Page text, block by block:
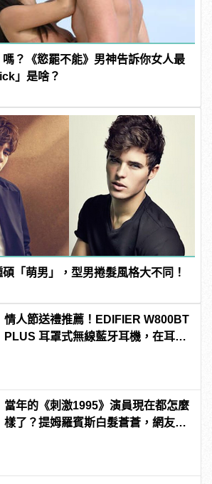
？《慾罷不能》男神告訴你女人最
」是啥？
「萌男」，型男捲髮風格大不同！
情人節送禮推薦！EDIFIER W800BT
PLUS 耳罩式無線藍牙耳機，在耳邊
當年的《刺激1995》演員現在都怎麼
樣了？提姆羅賓斯白髮蒼蒼，網友